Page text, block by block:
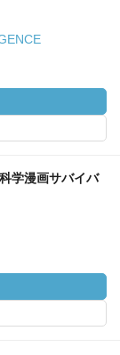
学漫画サバイバ